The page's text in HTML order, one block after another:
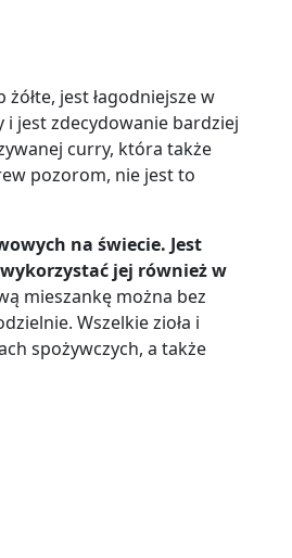
jest łagodniejsze w
jest zdecydowanie bardziej
curry, która także
pozorom, nie jest to
na świecie. Jest
jej również w
mieszankę można bez
Wszelkie zioła i
spożywczych, a także